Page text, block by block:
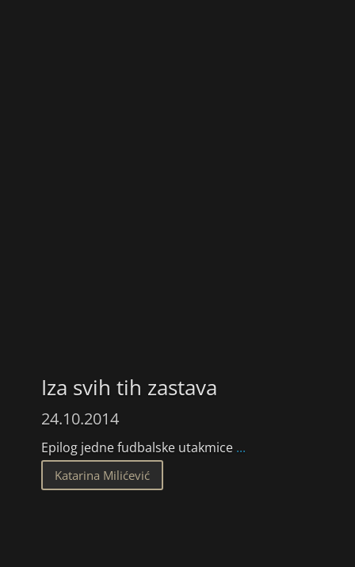
Iza svih tih zastava
24.10.2014
Epilog jedne fudbalske utakmice ...
Katarina Milićević